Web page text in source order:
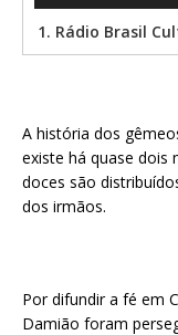
áudio
1. Rádio Brasil
A história dos
existe há quase dois
doces são
dos irmãos.
Por difundir a fé em
Damião foram